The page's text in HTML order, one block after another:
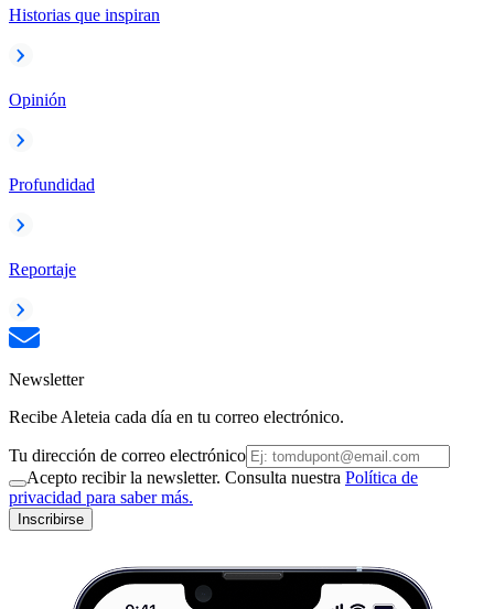
Historias que inspiran
Opinión
Profundidad
Reportaje
Newsletter
Recibe Aleteia cada día en tu correo electrónico.
Tu dirección de correo electrónico
Acepto recibir la newsletter. Consulta nuestra Política de
privacidad para saber más.
Inscribirse